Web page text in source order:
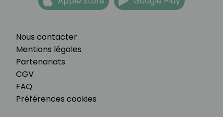
Nous contacter
Mentions légales
Partenariats
CGV
FAQ
Préférences cookies